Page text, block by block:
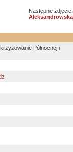
Następne zdjęcie:
Aleksandrowska
Północnej i